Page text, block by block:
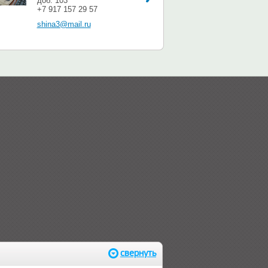
+7 917 157 29 57
shina3@mail.ru
свернуть